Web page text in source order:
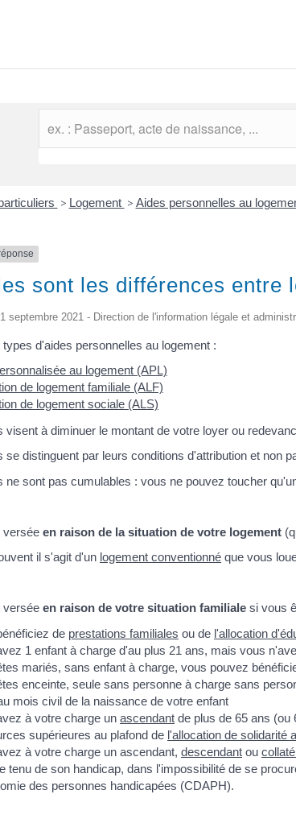
> Logement > Aides personnelles au
sont les différences entre
septembre 2021 - Direction de l'information légale et
types d'aides personnelles au logement :
au logement (APL)
de logement familiale (ALF)
de logement sociale (ALS)
visent à diminuer le montant de votre loyer ou
se distinguent par leurs conditions d'attribution et non
ne sont pas cumulables : vous ne pouvez toucher
versée en raison de la situation de votre logement
il s'agit d'un logement conventionné que vous
versée en raison de votre situation familiale si vous
de prestations familiales ou de l'allocation
1 enfant à charge d'au plus 21 ans, mais vous
mariés, sans enfant à charge, vous pouvez
enceinte, seule sans personne à charge sans
mois civil de la naissance de votre enfant
à votre charge un ascendant de plus de 65 ans (ou
supérieures au plafond de l'allocation de solidarité
à votre charge un ascendant, descendant ou
tenu de son handicap, dans l'impossibilité de se
des personnes handicapées (CDAPH).